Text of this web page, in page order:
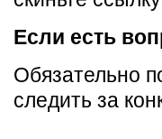
Если есть
Обязательно
следить за